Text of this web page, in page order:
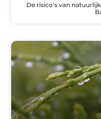
De risico's van